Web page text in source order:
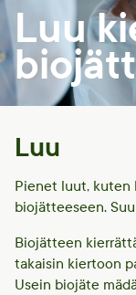
Luu
Luu
Pienet luut, kuten
biojätteeseen.
Biojätteen
takaisin kiertoon
Usein biojäte